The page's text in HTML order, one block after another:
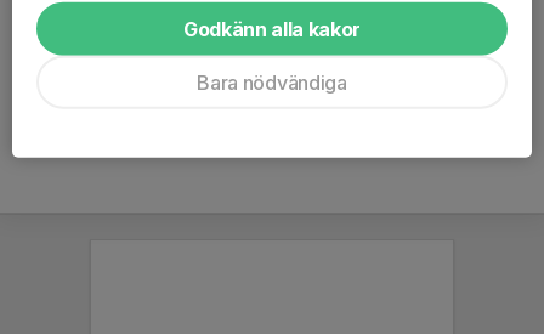
Position
Ålder
11 år
Godkänn alla kakor
Bara nödvändiga